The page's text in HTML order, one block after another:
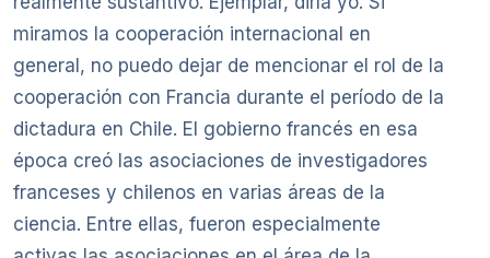
miramos la cooperación internacional en
general, no puedo dejar de mencionar el rol de la
cooperación con Francia durante el período de la
dictadura en Chile. El gobierno francés en esa
época creó las asociaciones de investigadores
franceses y chilenos en varias áreas de la
ciencia. Entre ellas, fueron especialmente